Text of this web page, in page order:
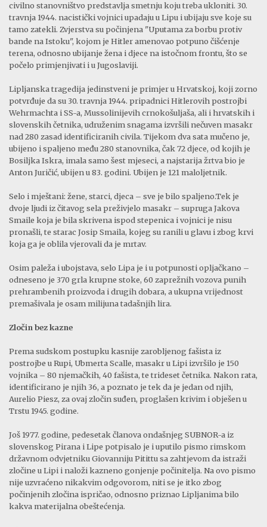
civilno stanovništvo predstavlja smetnju koju treba ukloniti. 30.
travnja 1944. nacistički vojnici upadaju u Lipu i ubijaju sve koje su
tamo zatekli. Zvjerstva su počinjena "Uputama za borbu protiv
bande na Istoku", kojom je Hitler amenovao potpuno čišćenje
terena, odnosno ubijanje žena i djece na istočnom frontu, što se
počelo primjenjivati i u Jugoslaviji.
Lipljanska tragedija jedinstveni je primjer u Hrvatskoj, koji zorno
potvrđuje da su 30. travnja 1944. pripadnici Hitlerovih postrojbi
Wehrmachta i SS-a, Mussolinijevih crnokošuljaša, ali i hrvatskih i
slovenskih četnika, udruženim snagama izvršili nečuven masakr
nad 280 zasad identificiranih civila. Tijekom dva sata mučeno je,
ubijeno i spaljeno među 280 stanovnika, čak 72 djece, od kojih je
Bosiljka Iskra, imala samo šest mjeseci, a najstarija žrtva bio je
Anton Juričić, ubijen u 83. godini. Ubijen je 121 maloljetnik.
Selo i mještani: žene, starci, djeca – sve je bilo spaljeno.Tek je
dvoje ljudi iz čitavog sela preživjelo masakr – supruga Jakova
Smaile koja je bila skrivena ispod stepenica i vojnici je nisu
pronašli, te starac Josip Smaila, kojeg su ranili u glavu i zbog krvi
koja ga je oblila vjerovali da je mrtav.
Osim paleža i ubojstava, selo Lipa je i u potpunosti opljačkano –
odneseno je 370 grla krupne stoke, 60 zaprežnih vozova punih
prehrambenih proizvoda i drugih dobara, a ukupna vrijednost
premašivala je osam milijuna tadašnjih lira.
Zločin bez kazne
Prema sudskom postupku kasnije zarobljenog fašista iz
postrojbe u Rupi, Ubmerta Scalle, masakr u Lipi izvršilo je 150
vojnika – 80 njemačkih, 40 fašista, te trideset četnika. Nakon rata,
identificirano je njih 36, a poznato je tek da je jedan od njih,
Aurelio Piesz, za ovaj zločin suđen, proglašen krivim i obješen u
Trstu 1945. godine.
Još 1977. godine, pedesetak članova ondašnjeg SUBNOR-a iz
slovenskog Pirana i Lipe potpisalo je i uputilo pismo rimskom
državnom odvjetniku Giovanniju Pitittu sa zahtjevom da istraži
zločine u Lipi i naloži kazneno gonjenje počinitelja. Na ovo pismo
nije uzvraćeno nikakvim odgovorom, niti se je itko zbog
počinjenih zločina ispričao, odnosno priznao Lipljanima bilo
kakva materijalna obeštećenja.